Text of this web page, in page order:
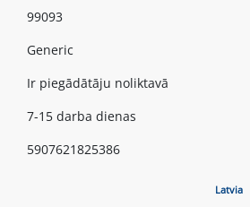
99093
Generic
Ir piegādātāju noliktavā
7-15 darba dienas
5907621825386
Latvia